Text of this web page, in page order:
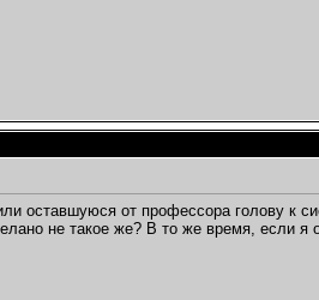
оставшуюся от профессора голову к
не такое же? В то же время, если я